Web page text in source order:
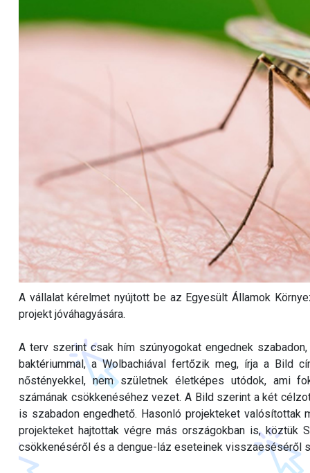
A vállalat kérelmet nyújtott be az Egyesült Államok
projekt jóváhagyására.
A terv szerint csak hím szúnyogokat engednek
baktériummal, a Wolbachiával fertőzik meg, írja a Bild
nőstényekkel, nem születnek életképes utódok, ami
számának csökkenéséhez vezet. A Bild szerint a két
is szabadon engedhető. Hasonló projekteket
projekteket hajtottak végre más országokban is, köztük
csökkenéséről és a dengue-láz eseteinek visszaeséséről